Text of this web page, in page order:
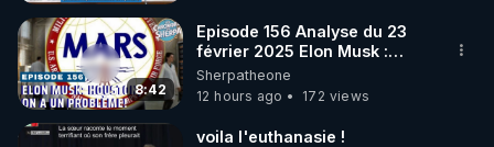
8:42
Episode 156 Analyse du 23
février 2025 Elon Musk :
Houston , on a un problème !
Sherpatheone
12 hours ago
172 views
voila l'euthanasie !